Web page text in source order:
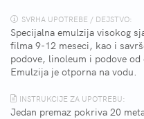
SVRHA UPOTREBE / DEJSTVO:
Specijalna emulzija visokog
filma 9-12 meseci, kao i
podove, linoleum i podove
Emulzija je otporna na vodu.
INSTRUKCIJE ZA UPOTREBU:
Jedan premaz pokriva 20